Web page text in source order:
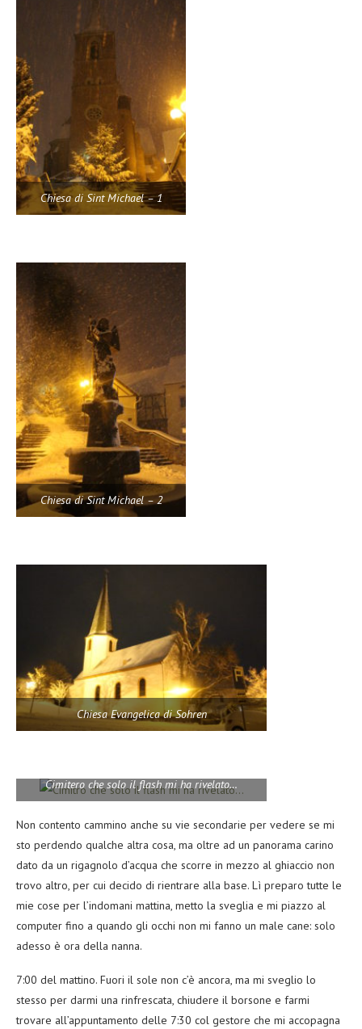
Chiesa di Sint Michael – 1
Chiesa di Sint Michael – 2
Chiesa Evangelica di Sohren
Cimitero che solo il flash mi ha rivelato…
Non contento cammino anche su vie secondarie per vedere se mi
sto perdendo qualche altra cosa, ma oltre ad un panorama carino
dato da un rigagnolo d’acqua che scorre in mezzo al ghiaccio non
trovo altro, per cui decido di rientrare alla base. Lì preparo tutte le
mie cose per l’indomani mattina, metto la sveglia e mi piazzo al
computer fino a quando gli occhi non mi fanno un male cane: solo
adesso è ora della nanna.
7:00 del mattino. Fuori il sole non c’è ancora, ma mi sveglio lo
stesso per darmi una rinfrescata, chiudere il borsone e farmi
trovare all’appuntamento delle 7:30 col gestore che mi accopagna